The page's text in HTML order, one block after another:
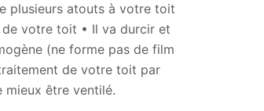
plusieurs atouts à votre toit
votre toit • Il va durcir et
(ne forme pas de film
de votre toit par
mieux être ventilé.